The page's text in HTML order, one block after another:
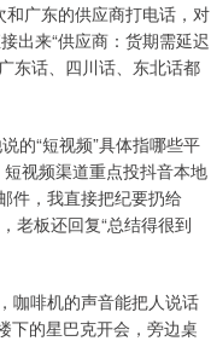
和广东的供应商打电话，对
出来“供应商：货期需延迟
东话、四川话、东北话都
的“短视频”具体指哪些平
视频渠道重点投抖音本地
件，我直接把纪要扔给
老板还回复“总结得很到
咖啡机的声音能把人说话
下的星巴克开会，旁边桌